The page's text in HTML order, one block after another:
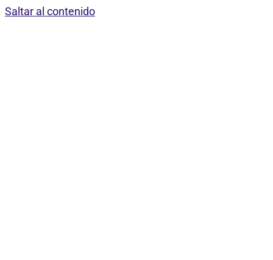
Saltar al contenido